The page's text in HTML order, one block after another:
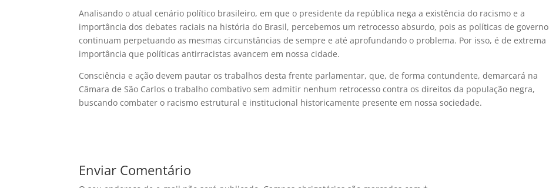
Analisando o atual cenário político brasileiro, em que o presidente da república nega a existência do racismo e a
importância dos debates raciais na história do Brasil, percebemos um retrocesso absurdo, pois as políticas de governo
continuam perpetuando as mesmas circunstâncias de sempre e até aprofundando o problema. Por isso, é de extrema
importância que políticas antirracistas avancem em nossa cidade.
Consciência e ação devem pautar os trabalhos desta frente parlamentar, que, de forma contundente, demarcará na
Câmara de São Carlos o trabalho combativo sem admitir nenhum retrocesso contra os direitos da população negra,
buscando combater o racismo estrutural e institucional historicamente presente em nossa sociedade.
Enviar Comentário